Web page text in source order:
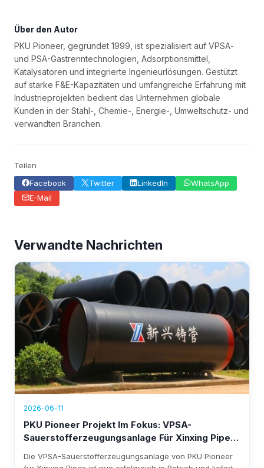
Über den Autor
PKU Pioneer, gegründet 1999, ist spezialisiert auf VPSA-
und PSA-Gastrenntechnologien, Adsorptionsmittel,
Katalysatoren und integrierte Ingenieurlösungen. Gestützt
auf starke F&E-Kapazitäten und umfangreiche Erfahrung mit
Industrieprojekten bedient das Unternehmen globale
Kunden in der Stahl-, Chemie-, Energie-, Umweltschutz- und
verwandten Branchen.
Teilen
Facebook
Twitter LinkedIn
WhatsApp
E-Mail
Verwandte Nachrichten
2026-06-11
PKU Pioneer Projekt Im Fokus: VPSA-
Sauerstofferzeugungsanlage Für Xinxing Pipes
1,76 Millionen US-Dollar
Die VPSA-Sauerstofferzeugungsanlage von PKU Pioneer